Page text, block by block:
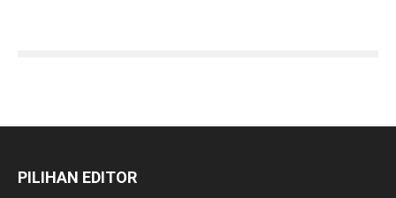
PILIHAN EDITOR